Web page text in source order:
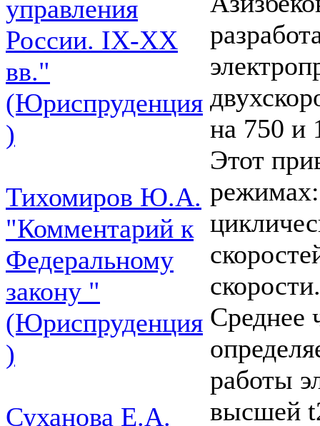
управления
России. IХ-ХХ
вв."
(Юриспруденция
)
Тихомиров Ю.А.
"Комментарий к
Федеральному
закону "
(Юриспруденция
)
Суханова Е.А.
на 750 и
Этот
скорости.
Среднее
работы
высшей